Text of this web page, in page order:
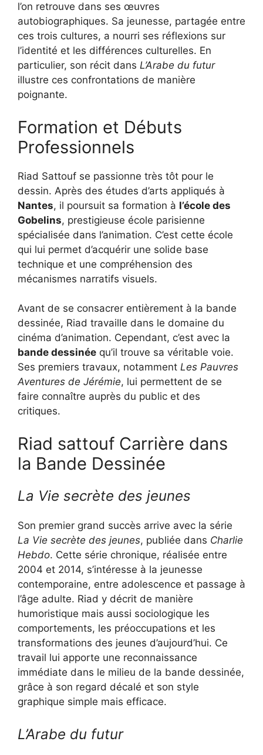
l’on retrouve dans ses œuvres
autobiographiques. Sa jeunesse, partagée entre
ces trois cultures, a nourri ses réflexions sur
l’identité et les différences culturelles. En
particulier, son récit dans L’Arabe du futur
illustre ces confrontations de manière
poignante.
Formation et Débuts
Professionnels
Riad Sattouf se passionne très tôt pour le
dessin. Après des études d’arts appliqués à
Nantes, il poursuit sa formation à l’école des
Gobelins, prestigieuse école parisienne
spécialisée dans l’animation. C’est cette école
qui lui permet d’acquérir une solide base
technique et une compréhension des
mécanismes narratifs visuels.
Avant de se consacrer entièrement à la bande
dessinée, Riad travaille dans le domaine du
cinéma d’animation. Cependant, c’est avec la
bande dessinée qu’il trouve sa véritable voie.
Ses premiers travaux, notamment Les Pauvres
Aventures de Jérémie, lui permettent de se
faire connaître auprès du public et des
critiques.
Riad sattouf Carrière dans
la Bande Dessinée
La Vie secrète des jeunes
Son premier grand succès arrive avec la série
La Vie secrète des jeunes, publiée dans Charlie
Hebdo. Cette série chronique, réalisée entre
2004 et 2014, s’intéresse à la jeunesse
contemporaine, entre adolescence et passage à
l’âge adulte. Riad y décrit de manière
humoristique mais aussi sociologique les
comportements, les préoccupations et les
transformations des jeunes d’aujourd’hui. Ce
travail lui apporte une reconnaissance
immédiate dans le milieu de la bande dessinée,
grâce à son regard décalé et son style
graphique simple mais efficace.
L’Arabe du futur